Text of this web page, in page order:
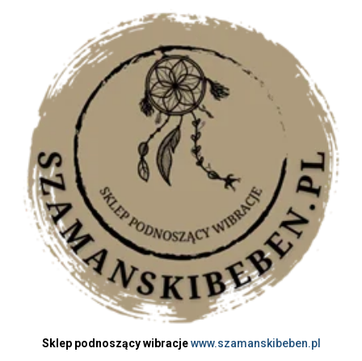
Sklep podnoszący wibracje www.szamanskibeben.pl